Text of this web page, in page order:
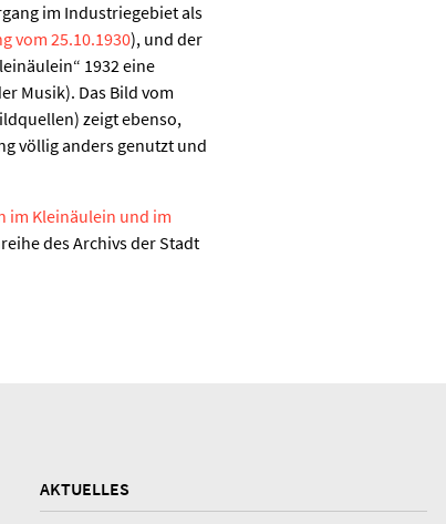
im Industriegebiet als
vom 25.10.1930), und der
1932 eine
Musik). Das Bild vom
zeigt ebenso,
völlig anders genutzt und
im Kleinäulein und im
des Archivs der Stadt
AKTUELLES